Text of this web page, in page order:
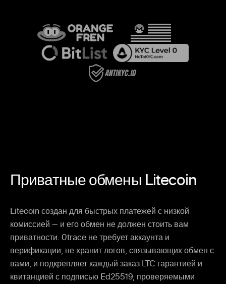
Приватные обмены Litecoin
Litecoin создан для быстрых платежей с низкой
комиссией — и его обмен не должен стоить вам
приватности. 0trace не требует аккаунта и
верификации, не хранит логов, связывающих обмен с
вами, и подкрепляет каждый заказ LTC гарантией и
квитанцией с подписью Ed25519, проверяемыми